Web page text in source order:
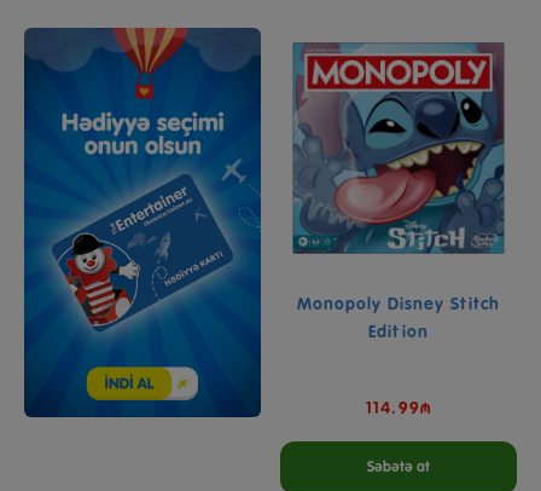
Monopoly Disney Stitch
Edition
114.99₼
Səbətə at